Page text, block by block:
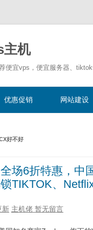
主机
便宜vps，便宜服务器、
优惠促销 网站建设
好不好
场6折特惠，中
TIKTOK、
新 主机佬 暂无留言